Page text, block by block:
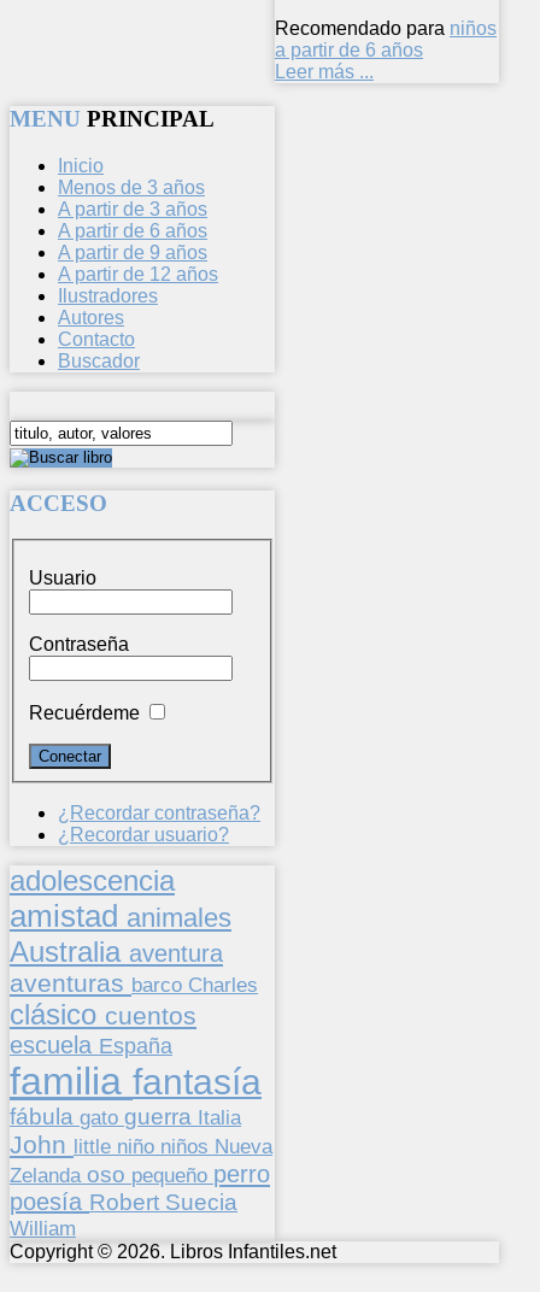
Recomendado para niños
a partir de 6 años
Leer más ...
MENU PRINCIPAL
Inicio
Menos de 3 años
A partir de 3 años
A partir de 6 años
A partir de 9 años
A partir de 12 años
Ilustradores
Autores
Contacto
Buscador
ACCESO
Usuario
Contraseña
Recuérdeme
¿Recordar contraseña?
¿Recordar usuario?
adolescencia
amistad animales
Australia aventura
aventuras barco Charles
clásico cuentos
escuela España
familia fantasía
fábula gato guerra Italia
John little niño niños Nueva
Zelanda oso pequeño perro
poesía Robert Suecia
William
Copyright © 2026. Libros Infantiles.net